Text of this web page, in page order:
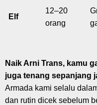
Elf
12–20
orang
Naik Arni Trans, kamu
juga tenang sepanjang
Armada kami selalu
dan rutin dicek sebelum